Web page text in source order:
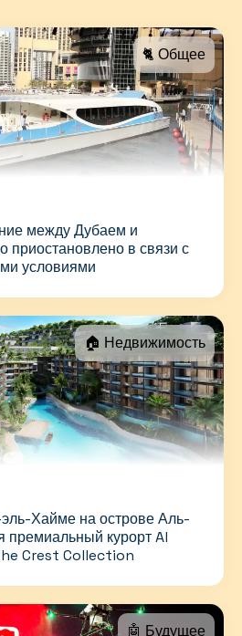
🐈 Общее
между Дубаем и
в связи с
условиями
🏠 Недвижимость
Хайме на острове Аль-
премиальный курорт Al
Crest Collection
🤖 Будущее